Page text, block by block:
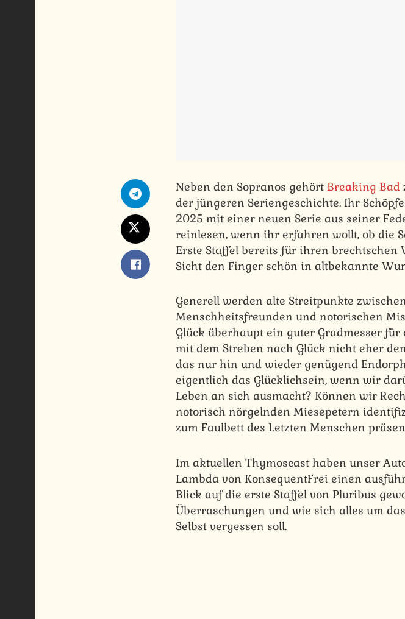
Neben den Sopranos gehört Breaking Bad
der jüngeren Seriengeschichte. Ihr
2025 mit einer neuen Serie aus seiner
reinlesen, wenn ihr erfahren wollt, ob die
Erste Staffel bereits für ihren brechtschen
Sicht den Finger schön in altbekannte
Generell werden alte Streitpunkte
Menschheitsfreunden und notorischen
Glück überhaupt ein guter Gradmesser
mit dem Streben nach Glück nicht eher
das nur hin und wieder genügend
eigentlich das Glücklichsein, wenn wir
Leben an sich ausmacht? Können wir
notorisch nörgelnden Miesepetern
zum Faulbett des Letzten Menschen
Im aktuellen Thymoscast haben unser
Lambda von KonsequentFrei einen
Blick auf die erste Staffel von Pluribus
Überraschungen und wie sich alles um
Selbst vergessen soll.